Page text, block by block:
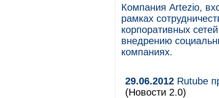
Компания Artezio,
рамках
корпоративных
внедрению
компаниях.
29.06.2012 Rutube
(Новости 2.0)